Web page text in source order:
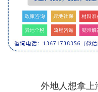
外地人想拿上海